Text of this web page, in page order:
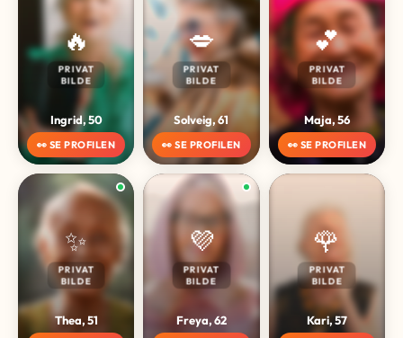
🔥
PRIVAT
BILDE
Ingrid, 50
👀 SE PROFILEN
💋
PRIVAT
BILDE
Solveig, 61
👀 SE PROFILEN
💕
PRIVAT
BILDE
Maja, 56
👀 SE PROFILEN
✨
PRIVAT
BILDE
Thea, 51
💜
PRIVAT
BILDE
Freya, 62
🌹
PRIVAT
BILDE
Kari, 57